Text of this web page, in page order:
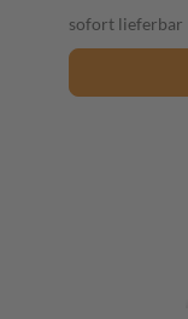
sofort lieferbar